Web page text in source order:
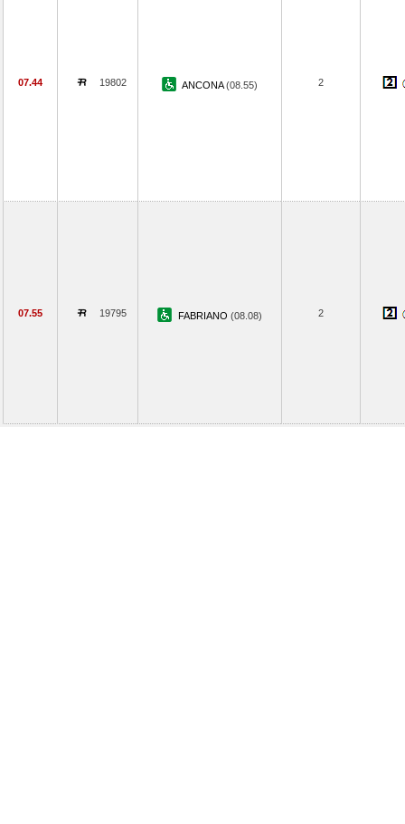
07.44 19802 ANCONA(08.55) 2
07.55 19795 FABRIANO (08.08) 2